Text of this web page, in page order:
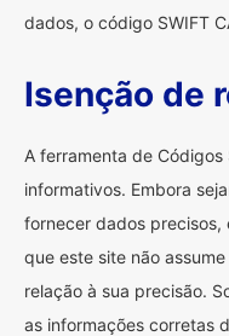
dados, o código SWIFT
Isenção de
A ferramenta de
informativos. Embora
fornecer dados precisos,
que este site não
relação à sua precisão.
as informações corretas